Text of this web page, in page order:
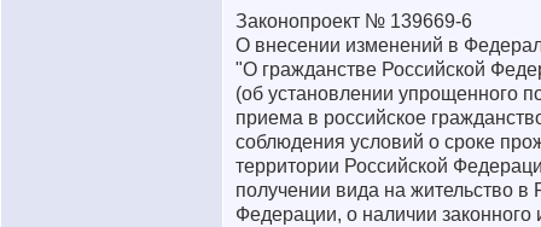
Законопроект № 139669-6
О внесении изменений в
"О гражданстве Российской
(об установлении упрощенного
приема в российское
соблюдения условий о сроке
территории Российской
получении вида на жительство в
Федерации, о наличии законного